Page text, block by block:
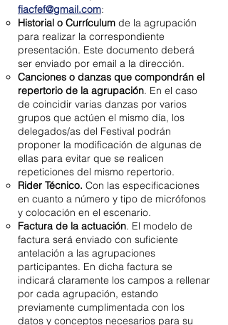
fiacfef@gmail.com:
Historial o Currículum de la agrupación
para realizar la correspondiente
presentación. Este documento deberá
ser enviado por email a la dirección.
Canciones o danzas que compondrán el
repertorio de la agrupación. En el caso
de coincidir varias danzas por varios
grupos que actúen el mismo día, los
delegados/as del Festival podrán
proponer la modificación de algunas de
ellas para evitar que se realicen
repeticiones del mismo repertorio.
Rider Técnico. Con las especificaciones
en cuanto a número y tipo de micrófonos
y colocación en el escenario.
Factura de la actuación. El modelo de
factura será enviado con suficiente
antelación a las agrupaciones
participantes. En dicha factura se
indicará claramente los campos a rellenar
por cada agrupación, estando
previamente cumplimentada con los
datos y conceptos necesarios para su